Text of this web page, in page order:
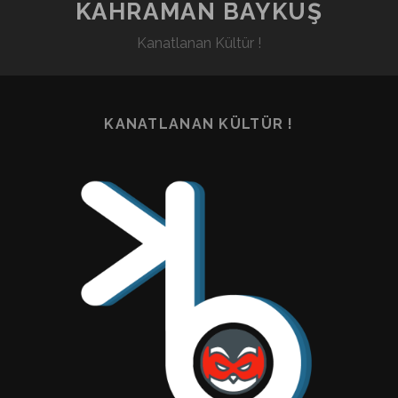
KAHRAMAN BAYKUŞ
Kanatlanan Kültür !
KANATLANAN KÜLTÜR !